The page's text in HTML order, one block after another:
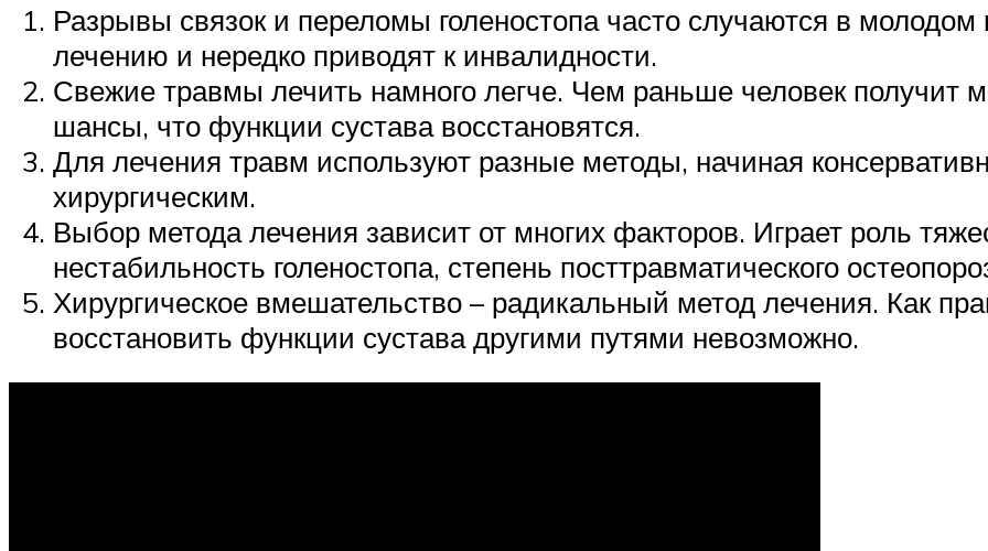
Разрывы связок и переломы голеностопа часто случаются в
лечению и нередко приводят к инвалидности.
Свежие травмы лечить намного легче. Чем раньше человек
шансы, что функции сустава восстановятся.
Для лечения травм используют разные методы, начиная
хирургическим.
Выбор метода лечения зависит от многих факторов. Играет роль
нестабильность голеностопа, степень посттравматического
Хирургическое вмешательство – радикальный метод лечения. Как
восстановить функции сустава другими путями невозможно.